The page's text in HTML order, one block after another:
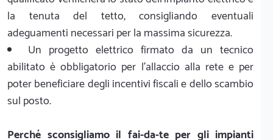
la tenuta del tetto, consigliando eventuali
adeguamenti necessari per la massima sicurezza.
Un progetto elettrico firmato da un tecnico
abilitato è obbligatorio per l'allaccio alla rete e per
poter beneficiare degli incentivi fiscali e dello scambio
sul posto.
Perché sconsigliamo il fai-da-te per gli impianti